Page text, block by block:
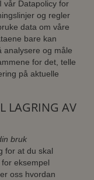
vår Datapolicy for
og regler
data om våre
bare kan
analysere og måle
for det, telle
på aktuelle
LAGRING AV
bruk
for at du skal
eksempel
oss hvordan